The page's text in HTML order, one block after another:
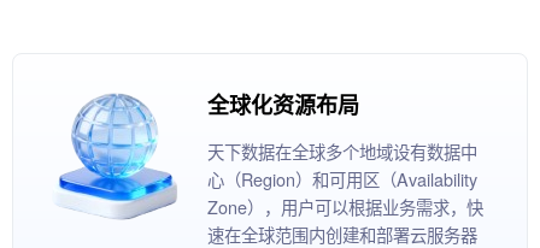
全球化资源布局
天下数据在全球多个地域设有数据中
心（Region）和可用区（Availability
Zone），用户可以根据业务需求，快
速在全球范围内创建和部署云服务器